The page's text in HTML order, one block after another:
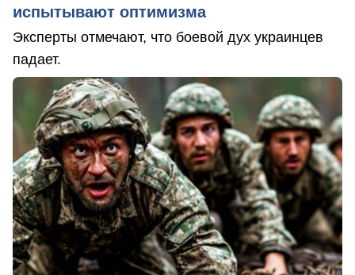
испытывают оптимизма
Эксперты отмечают, что боевой дух украинцев
падает.